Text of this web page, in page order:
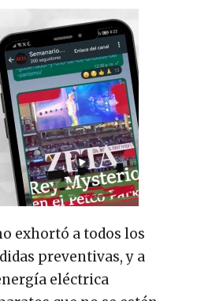
exhortó a todos los
preventivas, y a
eléctrica